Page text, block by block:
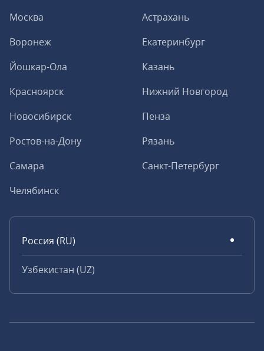
Москва
Астрахань
Воронеж
Екатеринбург
Йошкар-Ола
Казань
Красноярск
Нижний Новгород
Новосибирск
Пенза
Ростов-на-Дону
Рязань
Самара
Санкт-Петербург
Челябинск
Россия (RU)
Узбекистан (UZ)